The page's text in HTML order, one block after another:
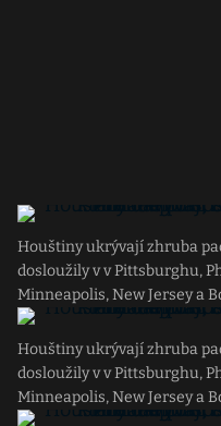
Houštiny ukrývají zhruba
dosloužily v v Pittsburghu,
Minneapolis, New Jersey a
Houštiny ukrývají zhruba
dosloužily v v Pittsburghu,
Minneapolis, New Jersey a